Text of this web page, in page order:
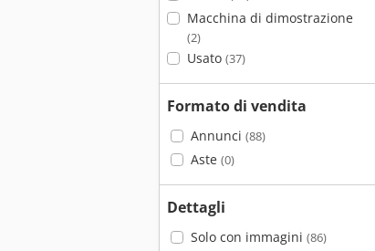
Macchina di dimostrazione
(2)
Usato (37)
Formato di vendita
Annunci (88)
Aste (0)
Dettagli
Solo con immagini (86)